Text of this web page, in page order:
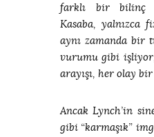
farklı bir bilinç
Kasaba, yalnızca
aynı zamanda bir
vurumu gibi
arayışı, her olay
Ancak Lynch’in
gibi “karmaşık”